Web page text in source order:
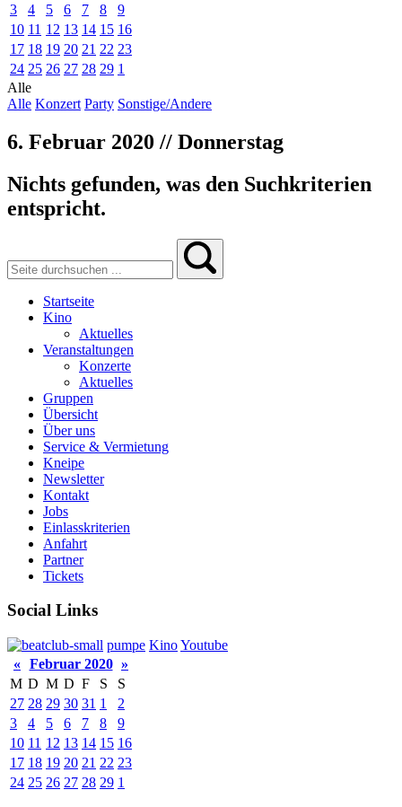
3
4 5 6 7 8
9
10 11 12 13 14 15 16
17 18 19 20 21 22 23
24 25 26 27 28 29 1
Alle
Alle Konzert Party Sonstige/Andere
6. Februar 2020 // Donnerstag
Nichts gefunden, was den Suchkriterien
entspricht.
Startseite
Kino
Aktuelles
Veranstaltungen
Konzerte
Aktuelles
Gruppen
Übersicht
Über uns
Service & Vermietung
Kneipe
Newsletter
Kontakt
Jobs
Einlasskriterien
Anfahrt
Partner
Tickets
Social Links
pumpe KinoYoutube
« Februar 2020 »
M D M D F S
S
27 28 29 30 31 1
2
3
4 5 6 7 8
9
10 11 12 13 14 15 16
17 18 19 20 21 22 23
24 25 26 27 28 29 1